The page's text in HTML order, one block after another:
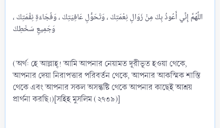
اللَّهُمَّ إِنِّي أَعُوذُ بِكَ مِنْ زَوَالِ نِعْمَتِكَ ، وَتَحَوُّلِ عَافِيَتِكَ ، وَفُجَاءَةِ نِقْمَتِكَ ،
وَجَمِيعِ سَخَطِكَ
(অর্থ: হে আল্লাহ্‌! আমি আপনার নেয়ামত দূরীভূত হওয়া থেকে,
আপনার দেয়া নিরাপত্তার পরিবর্তন থেকে, আপনার আকস্মিক শাস্তি
থেকে এবং আপনার সকল অসন্তুষ্টি থেকে আপনার কাছেই আশ্রয়
প্রার্থনা করছি।)[সহিহ মুসলিম (২৭৩৯)]